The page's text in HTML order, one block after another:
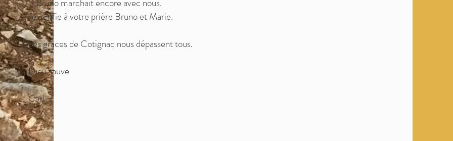
si Bruno marchait encore avec nous.
Je confie à votre prière Bruno et Marie.
Les grâces de Cotignac nous dépassent tous.
Dieu sauve
Carl